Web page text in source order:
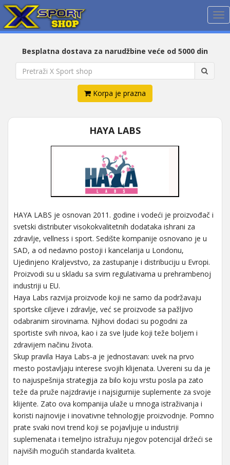
Besplatna dostava za narudžbine veće od 5000 din
Korpa je prazna
HAYA LABS
HAYA LABS je osnovan 2011. godine i vodeći je proizvođač i
svetski distributer visokokvalitetnih dodataka ishrani za
zdravlje, vellness i sport. Sedište kompanije osnovano je u
SAD, a od nedavno postoji i kancelarija u Londonu,
Ujedinjeno Kraljevstvo, za zastupanje i distribuciju u Evropi.
Proizvodi su u skladu sa svim regulativama u prehrambenoj
industriji u EU.
Haya Labs razvija proizvode koji ne samo da podržavaju
sportske ciljeve i zdravlje, već se proizvode sa pažljivo
odabranim sirovinama. Njihovi dodaci su pogodni za
sportiste svih nivoa, kao i za sve ljude koji teže boljem i
zdravijem načinu života.
Skup pravila Haya Labs-a je jednostavan: uvek na prvo
mesto postavljaju interese svojih klijenata. Uvereni su da je
to najuspešnija strategija za bilo koju vrstu posla pa zato
teže da pruže najzdravije i najsigurnije suplemente za svoje
klijente. Zato ova kompanija ulaže u mnoga istraživanja i
koristi najnovije i inovativne tehnologije proizvodnje. Pomno
prate svaki novi trend koji se pojavljuje u industriji
suplemenata i temeljno istražuju njegov potencijal držeći se
najviših mogućih standarda kvaliteta.